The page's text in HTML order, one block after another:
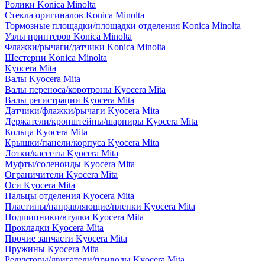
Ролики Konica Minolta
Стекла оригиналов Konica Minolta
Тормозные площадки/площадки отделения Konica Minolta
Узлы принтеров Konica Minolta
Флажки/рычаги/датчики Konica Minolta
Шестерни Konica Minolta
Kyocera Mita
Валы Kyocera Mita
Валы переноса/коротроны Kyocera Mita
Валы регистрации Kyocera Mita
Датчики/флажки/рычаги Kyocera Mita
Держатели/кронштейны/шарниры Kyocera Mita
Кольца Kyocera Mita
Крышки/панели/корпуса Kyocera Mita
Лотки/кассеты Kyocera Mita
Муфты/соленоиды Kyocera Mita
Ограничители Kyocera Mita
Оси Kyocera Mita
Пальцы отделения Kyocera Mita
Пластины/направляющие/пленки Kyocera Mita
Подшипники/втулки Kyocera Mita
Прокладки Kyocera Mita
Прочие запчасти Kyocera Mita
Пружины Kyocera Mita